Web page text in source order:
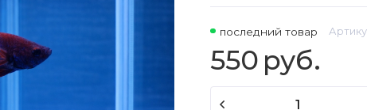
последний товар
550 руб.